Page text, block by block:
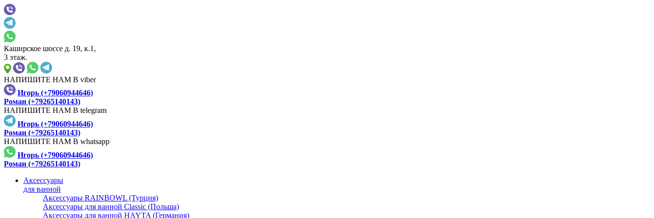
Каширское шоссе д. 19, к.1,
3 этаж.
НАПИШИТЕ НАМ В viber
Игорь (+79060944646)
Роман (+79265140143)
НАПИШИТЕ НАМ В telegram
Игорь (+79060944646)
Роман (+79265140143)
НАПИШИТЕ НАМ В whatsapp
Игорь (+79060944646)
Роман (+79265140143)
Аксессуары
для ванной
Аксессуары RAINBOWL (Турция)
Аксессуары для ванной Classic (Польша)
Аксессуары для ванной HAYTA (Германия)